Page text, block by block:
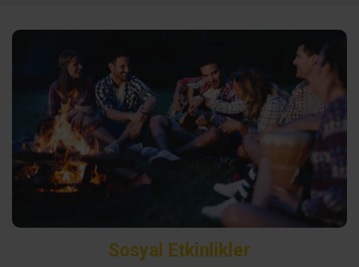
Sosyal Etkinlikler